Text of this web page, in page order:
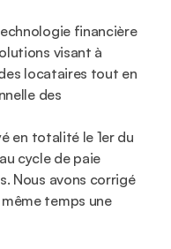
financière
visant à
locataires tout en
des
en totalité le 1er du
cycle de paie
Nous avons corrigé
temps une